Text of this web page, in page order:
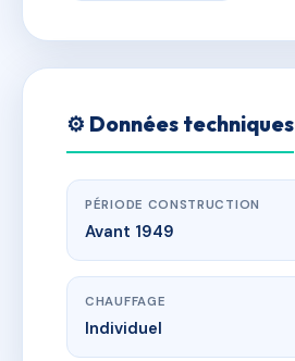
⚙️ Données techniques
PÉRIODE CONSTRUCTION
Avant 1949
CHAUFFAGE
Individuel